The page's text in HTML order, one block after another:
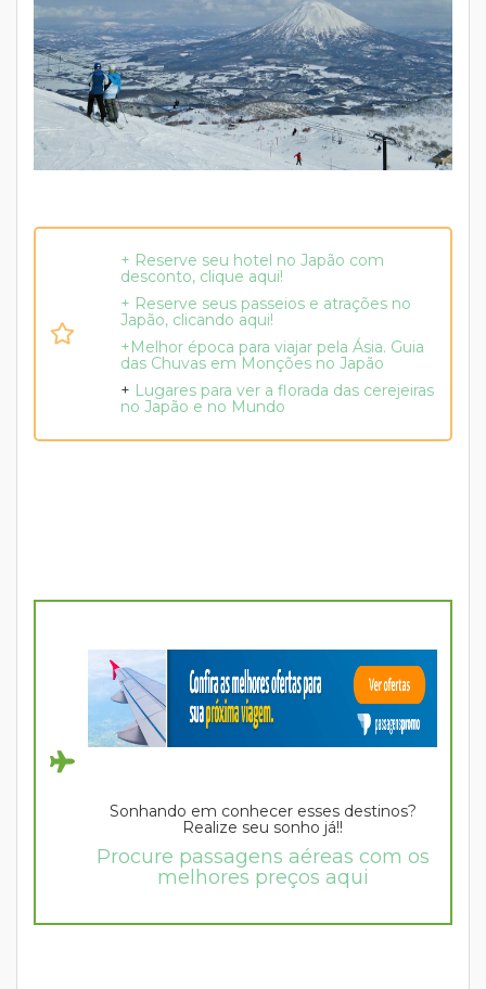
+ Reserve seu hotel no Japão com
desconto, clique aqui!
+ Reserve seus passeios e atrações no
Japão, clicando aqui!
+Melhor época para viajar pela Ásia. Guia
das Chuvas em Monções no Japão
+ Lugares para ver a florada das cerejeiras
no Japão e no Mundo
Sonhando em conhecer esses destinos?
Realize seu sonho já!!
Procure passagens aéreas com os
melhores preços aqui